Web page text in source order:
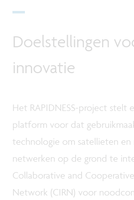
Doelstellingen
innovatie
Het RAPIDNESS-project stelt
platform voor dat
technologie om satellieten en
netwerken op de grond te
Collaborative and
Network (CIRN) voor